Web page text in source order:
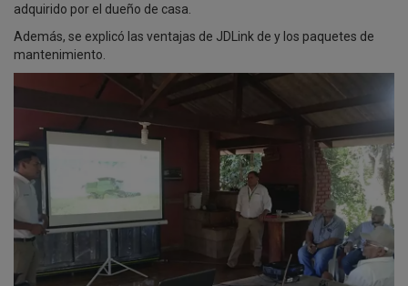
adquirido por el dueño de casa.
Además, se explicó las ventajas de JDLink de y los paquetes de
mantenimiento